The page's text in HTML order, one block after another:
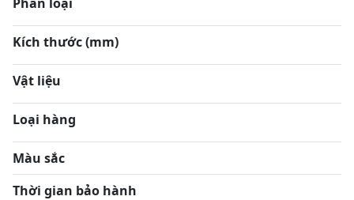
Kích thước (mm)
Vật liệu
Loại hàng
Màu sắc
Thời gian bảo hành